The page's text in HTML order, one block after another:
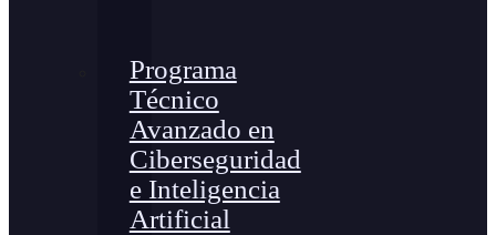
Programa
Técnico
Avanzado en
Ciberseguridad
e Inteligencia
Artificial